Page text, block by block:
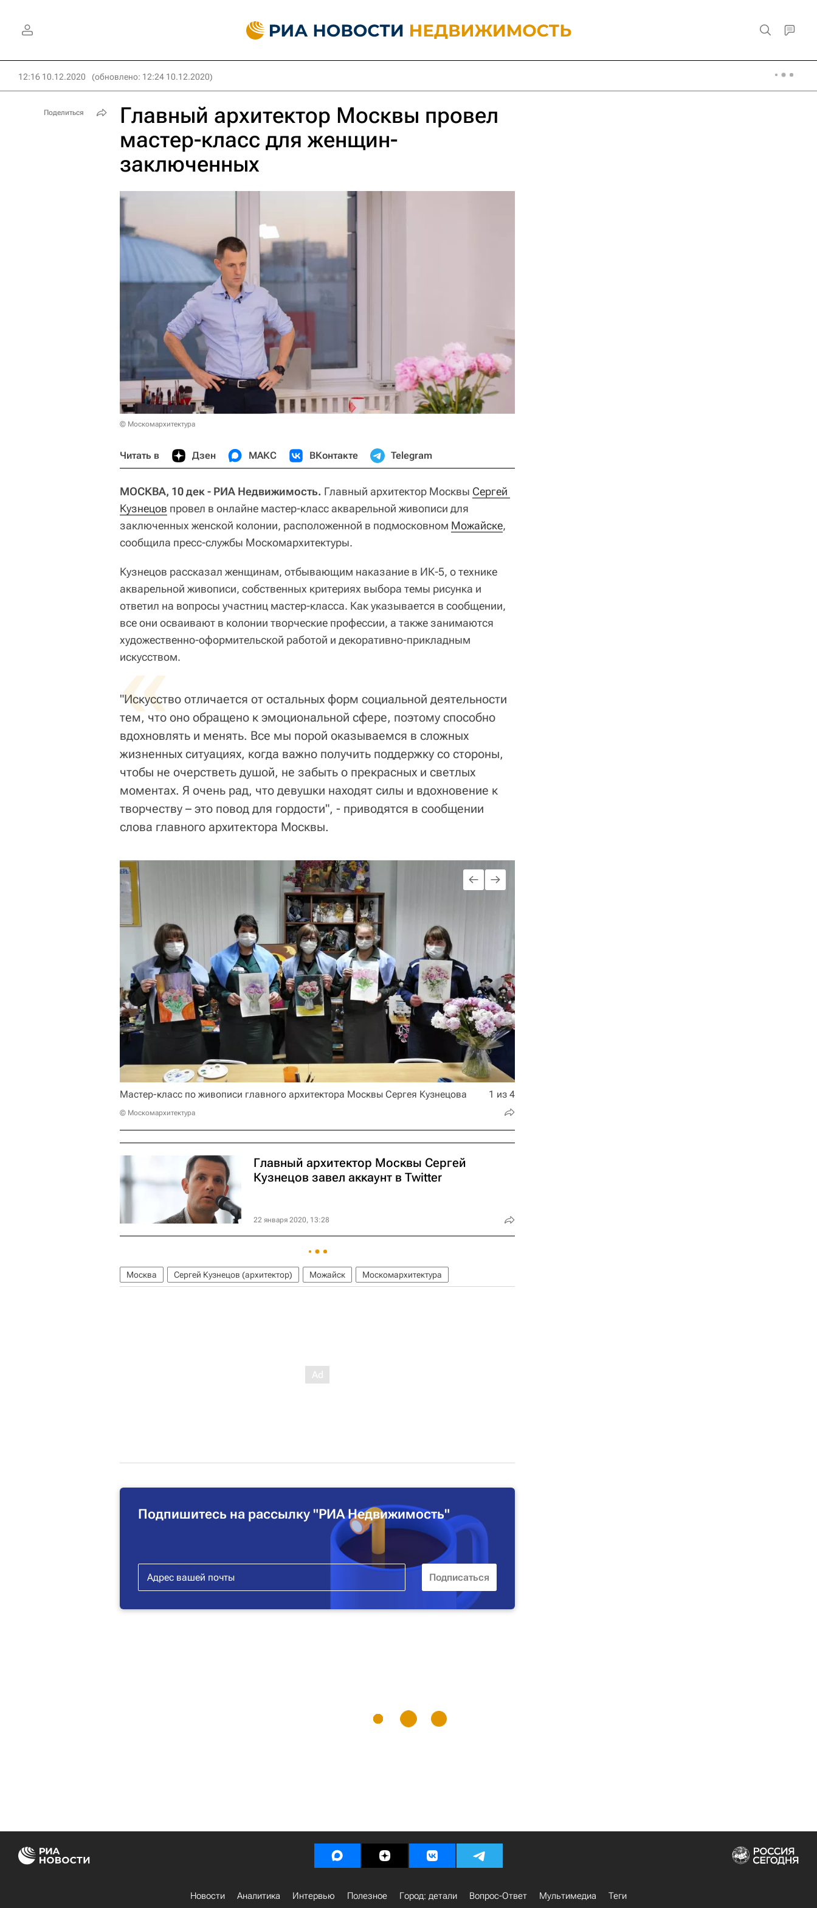
12:16 10.12.2020 (обновлено: 12:24 10.12.2020)
Главный архитектор Москвы провел
мастер-класс для женщин-
заключенных
© Москомархитектура
Читать в Дзен МАКС ВКонтакте Telegram
МОСКВА, 10 дек - РИА Недвижимость. Главный архитектор Москвы Сергей
Кузнецов провел в онлайне мастер-класс акварельной живописи для
заключенных женской колонии, расположенной в подмосковном Можайске,
сообщила пресс-службы Москомархитектуры.
Кузнецов рассказал женщинам, отбывающим наказание в ИК-5, о технике
акварельной живописи, собственных критериях выбора темы рисунка и
ответил на вопросы участниц мастер-класса. Как указывается в сообщении,
все они осваивают в колонии творческие профессии, а также занимаются
художественно-оформительской работой и декоративно-прикладным
искусством.
«
"Искусство отличается от остальных форм социальной деятельности
тем, что оно обращено к эмоциональной сфере, поэтому способно
вдохновлять и менять. Все мы порой оказываемся в сложных
жизненных ситуациях, когда важно получить поддержку со стороны,
чтобы не очерстветь душой, не забыть о прекрасных и светлых
моментах. Я очень рад, что девушки находят силы и вдохновение к
творчеству – это повод для гордости", - приводятся в сообщении
слова главного архитектора Москвы.
Мастер-класс по живописи главного архитектора Москвы Сергея Кузнецова
© Москомархитектура
1 из 4
Главный архитектор Москвы Сергей
Кузнецов завел аккаунт в Twitter
22 января 2020, 13:28
Москва Сергей Кузнецов (архитектор) Можайск Москомархитектура
Подпишитесь на рассылку "РИА Недвижимость"
Поделиться
Новости Аналитика Интервью Полезное Город: детали Вопрос-Ответ Мультимедиа Теги